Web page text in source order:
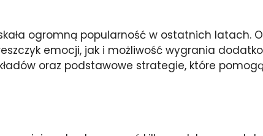
ogromną popularność w ostatnich latach.
emocji, jak i możliwość wygrania
oraz podstawowe strategie, które